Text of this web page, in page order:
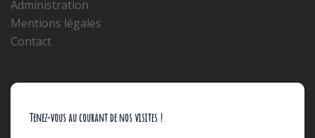
Administration
Mentions légales
Contact
Tenez-vous au courant de nos visites !